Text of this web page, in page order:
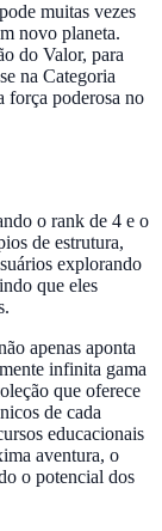
muitas vezes
novo planeta.
do Valor, para
na Categoria
força poderosa no
o rank de 4 e o
de estrutura,
explorando
que eles
apenas aponta
infinita gama
que oferece
de cada
educacionais
aventura, o
o potencial dos